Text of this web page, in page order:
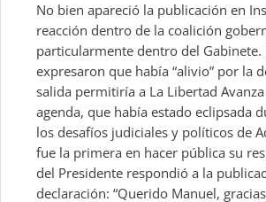
No bien apareció la publicación en
reacción dentro de la coalición
particularmente dentro del
expresaron que había “alivio” por la
salida permitiría a La Libertad
agenda, que había estado eclipsada
los desafíos judiciales y políticos de
fue la primera en hacer pública su
del Presidente respondió a la
declaración: “Querido Manuel,